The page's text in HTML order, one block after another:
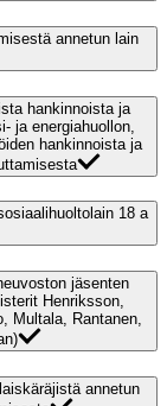
annetun lain
hankinnoista ja
ja energiahuollon,
hankinnoista ja
18 a
jäsenten
Henriksson,
Multala, Rantanen,
annetun